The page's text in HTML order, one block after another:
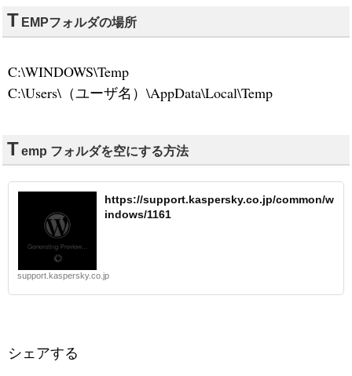
T EMPフォルダの場所
C:\WINDOWS\Temp
C:\Users\（ユーザ名）\AppData\Local\Temp
Temp フォルダを空にする方法
https://support.kaspersky.co.jp/common/w
indows/1161
support.kaspersky.co.jp
シェアする